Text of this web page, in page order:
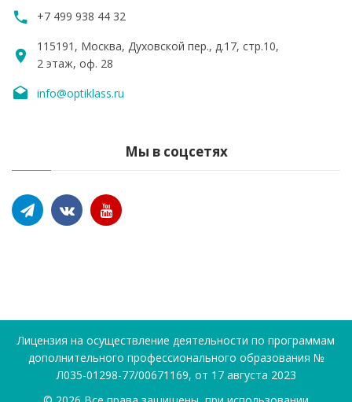
+7 499 938 44 32
115191, Москва, Духовской пер., д.17, стр.10,
2 этаж, оф. 28
info@optiklass.ru
Мы в соцсетях
Лицензия на осуществление деятельности по программам
дополнительного профессионального образования №
Л035-01298-77/00671169, от 17 августа 2023